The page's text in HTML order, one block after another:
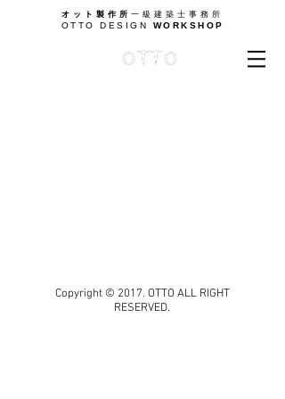
オット製作所 一級建築士事務所
OTTO DESIGN WORKSHOP
Copyright © 2017. OTTO ALL RIGHT
RESERVED.